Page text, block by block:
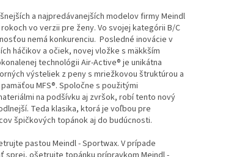
a najpredávanejších modelov firmy Meindl
vo verzii pre ženy. Vo svojej kategórii B/C
nemá konkurenciu. Posledné inovácie v
háčikov a očiek, novej vložke s mäkkším
technológii Air-Active® je unikátna
výsteliek z peny s mriežkovou štruktúrou a
MFS®. Spoločne s použitými
na podšívku aj zvršok, robí tento nový
Teda klasika, ktorá je voľbou pre
špičkových topánok aj do budúcnosti.
pastou Meindl - Sportwax. V prípade